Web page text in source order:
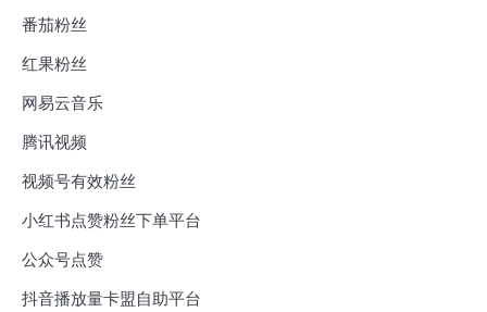
番茄粉丝
红果粉丝
网易云音乐
腾讯视频
视频号有效粉丝
小红书点赞粉丝下单平台
公众号点赞
抖音播放量卡盟自助平台